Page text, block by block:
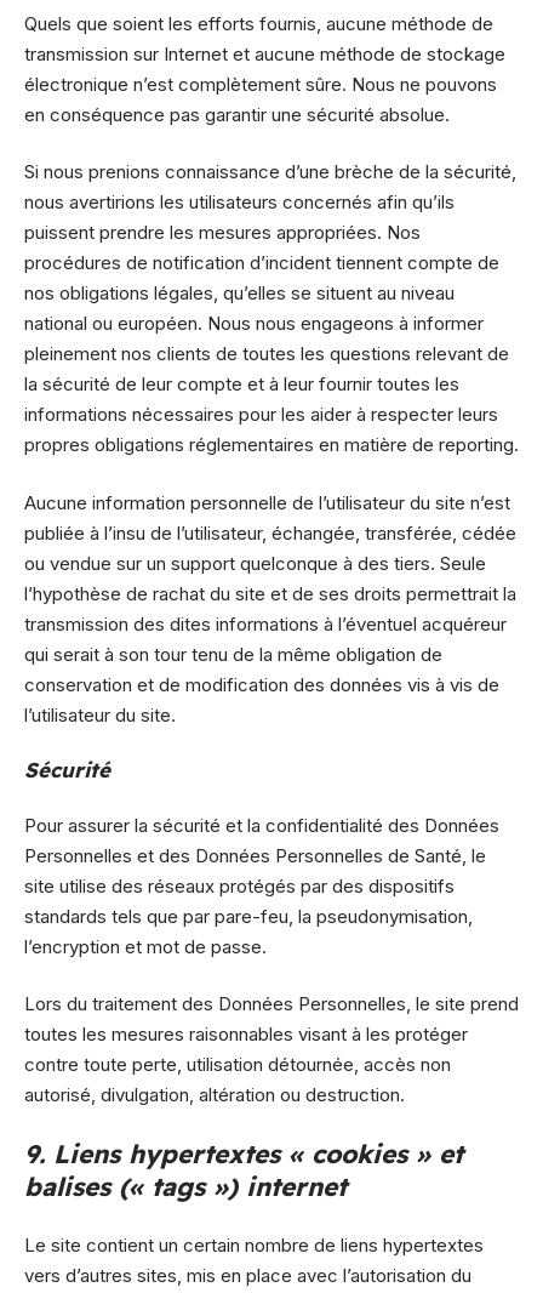
Quels que soient les efforts fournis, aucune méthode de
transmission sur Internet et aucune méthode de stockage
électronique n’est complètement sûre. Nous ne pouvons
en conséquence pas garantir une sécurité absolue.
Si nous prenions connaissance d’une brèche de la sécurité,
nous avertirions les utilisateurs concernés afin qu’ils
puissent prendre les mesures appropriées. Nos
procédures de notification d’incident tiennent compte de
nos obligations légales, qu’elles se situent au niveau
national ou européen. Nous nous engageons à informer
pleinement nos clients de toutes les questions relevant de
la sécurité de leur compte et à leur fournir toutes les
informations nécessaires pour les aider à respecter leurs
propres obligations réglementaires en matière de reporting.
Aucune information personnelle de l’utilisateur du site n’est
publiée à l’insu de l’utilisateur, échangée, transférée, cédée
ou vendue sur un support quelconque à des tiers. Seule
l’hypothèse de rachat du site et de ses droits permettrait la
transmission des dites informations à l’éventuel acquéreur
qui serait à son tour tenu de la même obligation de
conservation et de modification des données vis à vis de
l’utilisateur du site.
Sécurité
Pour assurer la sécurité et la confidentialité des Données
Personnelles et des Données Personnelles de Santé, le
site utilise des réseaux protégés par des dispositifs
standards tels que par pare-feu, la pseudonymisation,
l’encryption et mot de passe.
Lors du traitement des Données Personnelles, le site prend
toutes les mesures raisonnables visant à les protéger
contre toute perte, utilisation détournée, accès non
autorisé, divulgation, altération ou destruction.
9. Liens hypertextes « cookies » et
balises (« tags ») internet
Le site contient un certain nombre de liens hypertextes
vers d’autres sites, mis en place avec l’autorisation du